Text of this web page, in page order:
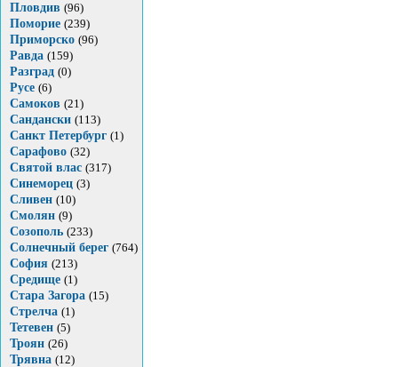
Пловдив (96)
Поморие (239)
Приморско (96)
Равда (159)
Разград (0)
Русе (6)
Самоков (21)
Сандански (113)
Санкт Петербург (1)
Сарафово (32)
Святой влас (317)
Синеморец (3)
Сливен (10)
Смолян (9)
Созополь (233)
Солнечный берег (764)
София (213)
Средище (1)
Стара Загора (15)
Стрелча (1)
Тетевен (5)
Троян (26)
Трявна (12)